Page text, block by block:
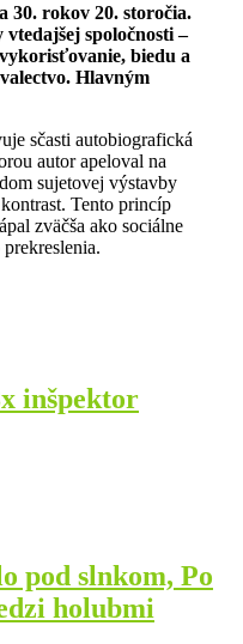
30. rokov 20. storočia.
spoločnosti –
biedu a
Hlavným
sčasti autobiografická
autor apeloval na
sujetovej výstavby
Tento princíp
zväčša ako sociálne
inšpektor
pod slnkom, Po
holubmi